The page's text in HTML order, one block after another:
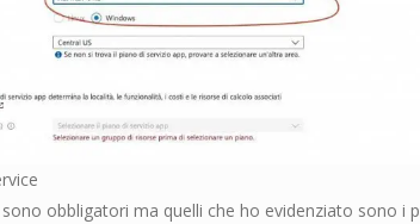
obbligatori ma quelli che ho evidenziato sono i